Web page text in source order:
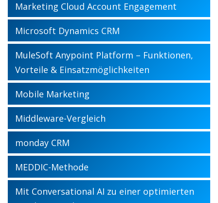
Marketing Cloud Account Engagement
Microsoft Dynamics CRM
MuleSoft Anypoint Platform – Funktionen,
Vorteile & Einsatzmöglichkeiten
Mobile Marketing
Middleware-Vergleich
monday CRM
MEDDIC-Methode
Mit Conversational AI zu einer optimierten